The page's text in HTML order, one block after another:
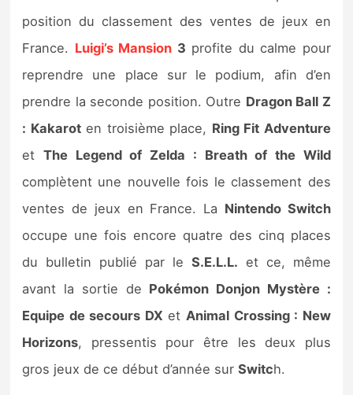
position du classement des ventes de jeux en
France. Luigi’s Mansion 3 profite du calme pour
reprendre une place sur le podium, afin d’en
prendre la seconde position. Outre Dragon Ball Z
: Kakaroten troisième place, Ring Fit Adventure
et The Legend of Zelda : Breath of the Wild
complètent une nouvelle fois le classement des
ventes de jeux en France. La Nintendo Switch
occupe une fois encore quatre des cinq places
du bulletin publié par le S.E.L.L. et ce, même
avant la sortie de Pokémon Donjon Mystère :
Equipe de secours DX etAnimal Crossing : New
Horizons, pressentis pour être les deux plus
gros jeux de ce début d’année surSwitch.